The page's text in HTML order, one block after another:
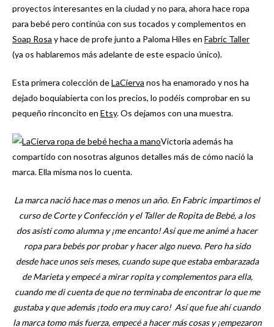
proyectos interesantes en la ciudad y no para, ahora hace ropa
para bebé pero continúa con sus tocados y complementos en
Soap Rosa y hace de profe junto a Paloma Hiles en Fabric Taller
(ya os hablaremos más adelante de este espacio único).
Esta primera colección deLaCierva nos ha enamorado y nos ha
dejado boquiabierta con los precios, lo podéis comprobar en su
pequeño rinconcito en Etsy. Os dejamos con una muestra.
Victoria además ha
compartido con nosotras algunos detalles más de cómo nació la
marca. Ella misma nos lo cuenta.
La marca nació hace mas o menos un año. En Fabric impartimos el
curso de Corte y Confección y el Taller de Ropita de Bebé, a los
dos asistí como alumna y ¡me encanto! Así que me animé a hacer
ropa para bebés por probar y hacer algo nuevo. Pero ha sido
desde hace unos seis meses, cuando supe que estaba embarazada
de Marieta y empecé a mirar ropita y complementos para ella,
cuando me di cuenta de que no terminaba de encontrar lo que me
gustaba y que además ¡todo era muy caro! Así que fue ahí cuando
la marca tomo más fuerza, empecé a hacer más cosas y ¡empezaron